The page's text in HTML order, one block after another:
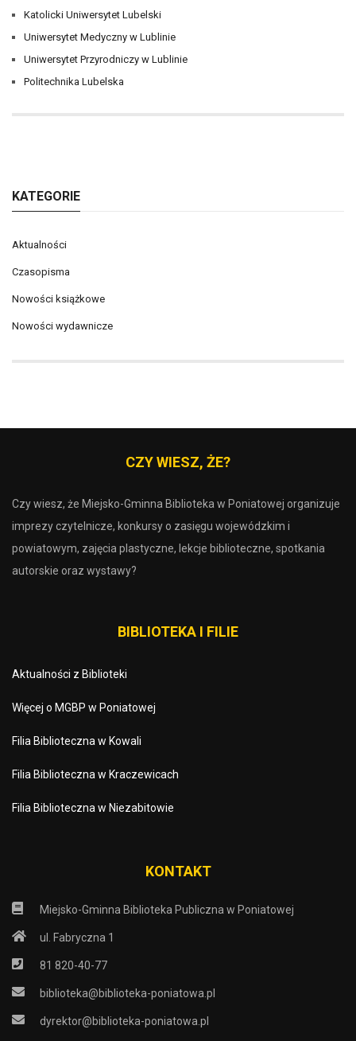
Katolicki Uniwersytet Lubelski
Uniwersytet Medyczny w Lublinie
Uniwersytet Przyrodniczy w Lublinie
Politechnika Lubelska
KATEGORIE
Aktualności
Czasopisma
Nowości książkowe
Nowości wydawnicze
CZY WIESZ, ŻE?
Czy wiesz, że Miejsko-Gminna Biblioteka w Poniatowej organizuje
imprezy czytelnicze, konkursy o zasięgu wojewódzkim i
powiatowym, zajęcia plastyczne, lekcje biblioteczne, spotkania
autorskie oraz wystawy?
BIBLIOTEKA I FILIE
Aktualności z Biblioteki
Więcej o MGBP w Poniatowej
Filia Biblioteczna w Kowali
Filia Biblioteczna w Kraczewicach
Filia Biblioteczna w Niezabitowie
KONTAKT
Miejsko-Gminna Biblioteka Publiczna w Poniatowej
ul. Fabryczna 1
81 820-40-77
biblioteka@biblioteka-poniatowa.pl
dyrektor@biblioteka-poniatowa.pl